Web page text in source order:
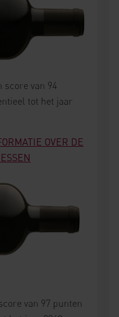
score van 94
tot het jaar
OVER DE
van 97 punten